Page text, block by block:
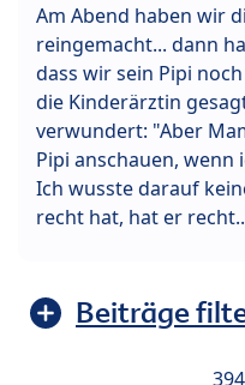
Am Abend haben wir
reingemacht... dann
dass wir sein Pipi
die Kinderärztin
verwundert: "Aber
Pipi anschauen, wenn
Ich wusste darauf
recht hat, hat er
Beiträge